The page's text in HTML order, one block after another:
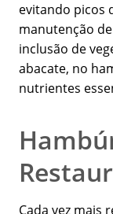
evitando picos
manutenção
inclusão de
abacate, no
nutrientes
Cada vez mais